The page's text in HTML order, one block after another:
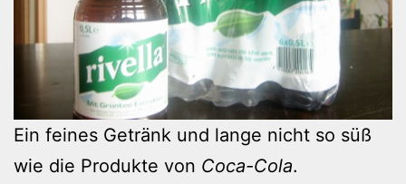
Ein feines Getränk und lange nicht so süß
wie die Produkte von Coca-Cola.